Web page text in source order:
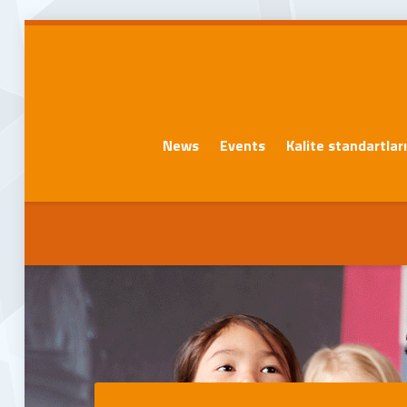
News Events Kalite standartları